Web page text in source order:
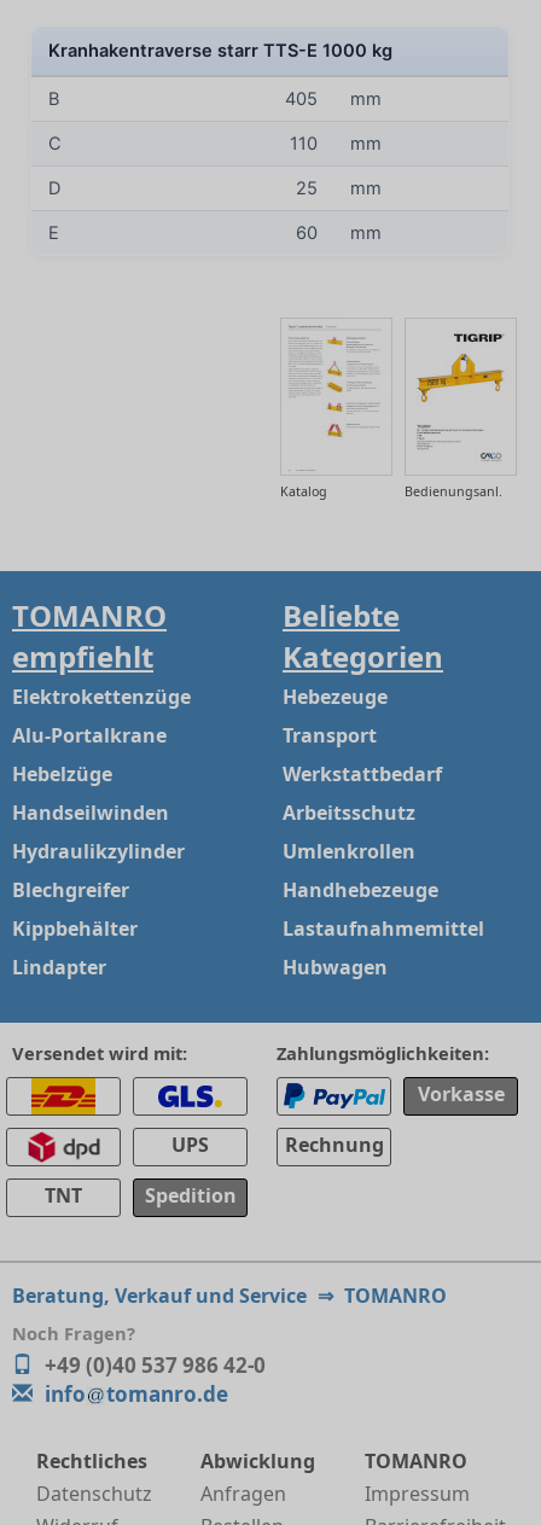
Kranhakentraverse starr TTS-E 1000 kg
B 405 mm
C 110 mm
D 25 mm
E 60 mm
Bedienungsanl.
Katalog
TOMANRO
empfiehlt
Elektrokettenzüge
Alu-Portalkrane
Hebelzüge
Handseilwinden
Hydraulikzylinder
Blechgreifer
Kippbehälter
Lindapter
Beliebte
Kategorien
Hebezeuge
Transport
Werkstattbedarf
Arbeitsschutz
Umlenkrollen
Handhebezeuge
Lastaufnahmemittel
Hubwagen
Versendet wird mit:
UPS
TNT
Spedition
Zahlungsmöglichkeiten:
Vorkasse
Rechnung
Beratung, Verkauf und Service ⇒ TOMANRO
Noch Fragen?
+49 (0)40 537 986 42-0
info
tomanro.de
Rechtliches
Datenschutz
Abwicklung
Anfragen
TOMANRO
Impressum